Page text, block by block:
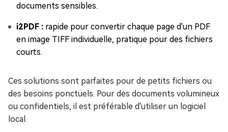
documents sensibles.
i2PDF : rapide pour convertir chaque page d'un PDF
en image TIFF individuelle, pratique pour des fichiers
courts.
Ces solutions sont parfaites pour de petits fichiers ou
des besoins ponctuels. Pour des documents volumineux
ou confidentiels, il est préférable d'utiliser un logiciel
local.